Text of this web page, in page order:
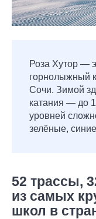
Роза Хутор —
горнолыжный
Сочи. Зимой
катания — до
уровней
зелёные,
52 трассы,
из самых
школ в